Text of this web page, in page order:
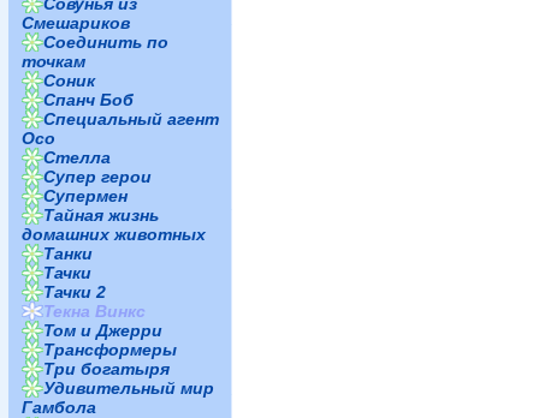
Смешариков
Соединить по
точкам
Соник
Спанч Боб
Специальный агент
Осо
Стелла
Супер герои
Супермен
Тайная жизнь
домашних животных
Танки
Тачки
Тачки 2
Текна Винкс
Том и Джерри
Трансформеры
Три богатыря
Удивительный мир
Гамбола